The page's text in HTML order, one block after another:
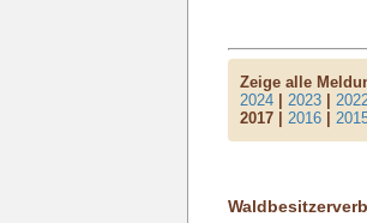
Zeige alle
2024 |2023 |
2017 |2016 |